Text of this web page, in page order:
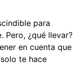
para
Pero, ¿qué llevar?
en cuenta que
te hace